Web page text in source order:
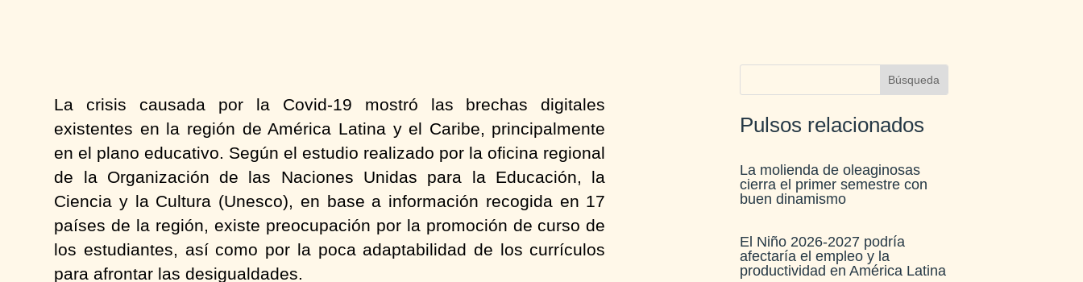
La crisis causada por la Covid-19 mostró las brechas digitales
existentes en la región de América Latina y el Caribe, principalmente
en el plano educativo. Según el estudio realizado por la oficina regional
de la Organización de las Naciones Unidas para la Educación, la
Ciencia y la Cultura (Unesco), en base a información recogida en 17
países de la región, existe preocupación por la promoción de curso de
los estudiantes, así como por la poca adaptabilidad de los currículos
para afrontar las desigualdades.
Pulsos relacionados
La molienda de oleaginosas
cierra el primer semestre con
buen dinamismo​
El Niño 2026-2027 podría
afectaría el empleo y la
productividad en América Latina​